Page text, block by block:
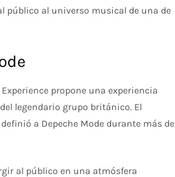
público al universo musical de una de
Experience propone una experiencia
legendario grupo británico. El
a Depeche Mode durante más de
al público en una atmósfera